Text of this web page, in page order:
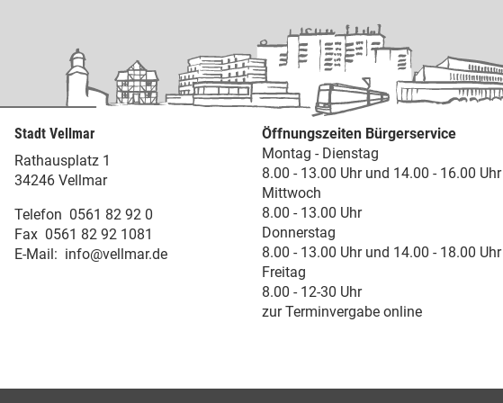
Stadt Vellmar
Rathausplatz 1
34246 Vellmar
Telefon 0561 82 92 0
Fax 0561 82 92 1081
E-Mail: info@vellmar.de
Öffnungszeiten Bürgerservice
Montag - Dienstag
8.00 - 13.00 Uhr und 14.00 - 16.00 Uhr
Mittwoch
8.00 - 13.00 Uhr
Donnerstag
8.00 - 13.00 Uhr und 14.00 - 18.00 Uhr
Freitag
8.00 - 12-30 Uhr
zur Terminvergabe online